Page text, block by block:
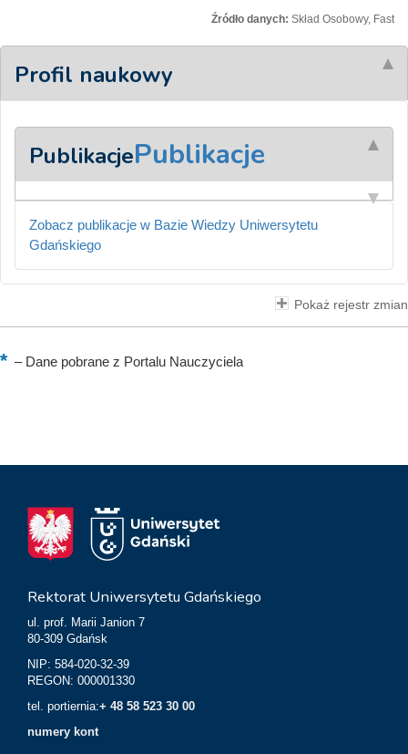
Źródło danych: Skład Osobowy, Fast
Profil naukowy
PublikacjePublikacje
Zobacz publikacje w Bazie Wiedzy Uniwersytetu
Gdańskiego
Pokaż rejestr zmian
–Dane pobrane z Portalu Nauczyciela
Rektorat Uniwersytetu Gdańskiego
ul. prof. Marii Janion 7
80-309 Gdańsk
NIP: 584-020-32-39
REGON: 000001330
tel. portiernia:+ 48 58 523 30 00
numery kont